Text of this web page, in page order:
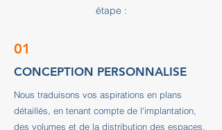
étape :
01
CONCEPTION PERSONNALISE
Nous traduisons vos aspirations en plans
détaillés, en tenant compte de l'implantation,
des volumes et de la distribution des espaces.